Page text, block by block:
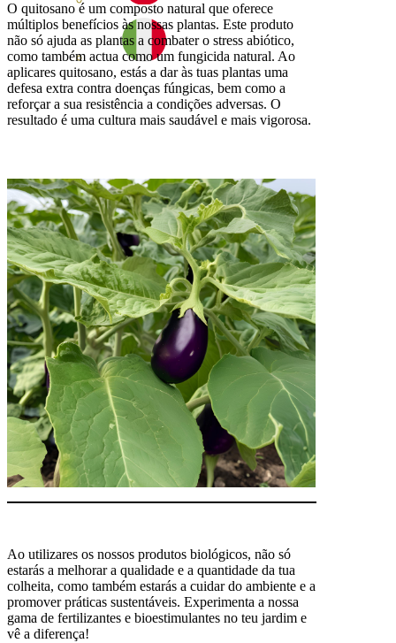
O quitosano é um composto natural que oferece
múltiplos benefícios às nossas plantas. Este produto
não só ajuda as plantas a combater o stress abiótico,
como também actua como um fungicida natural. Ao
aplicares quitosano, estás a dar às tuas plantas uma
defesa extra contra doenças fúngicas, bem como a
reforçar a sua resistência a condições adversas. O
resultado é uma cultura mais saudável e mais vigorosa.
Ao utilizares os nossos produtos biológicos, não só
estarás a melhorar a qualidade e a quantidade da tua
colheita, como também estarás a cuidar do ambiente e a
promover práticas sustentáveis. Experimenta a nossa
gama de fertilizantes e bioestimulantes no teu jardim e
vê a diferença!